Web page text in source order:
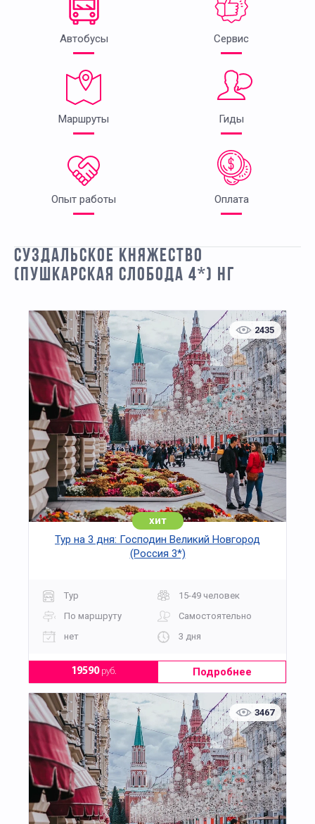
Автобусы Сервис
Маршруты Гиды
Опыт работы Оплата
СУЗДАЛЬСКОЕ КНЯЖЕСТВО
(ПУШКАРСКАЯ СЛОБОДА 4*) НГ
2435
хит
Тур на 3 дня: Господин Великий Новгород
(Россия 3*)
Тур
15-49 человек
По маршруту
Самостоятельно
нет
3 дня
19590руб. Подробнее
3467